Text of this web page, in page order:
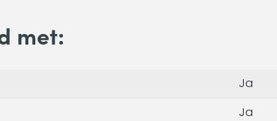
met:
Ja
Ja